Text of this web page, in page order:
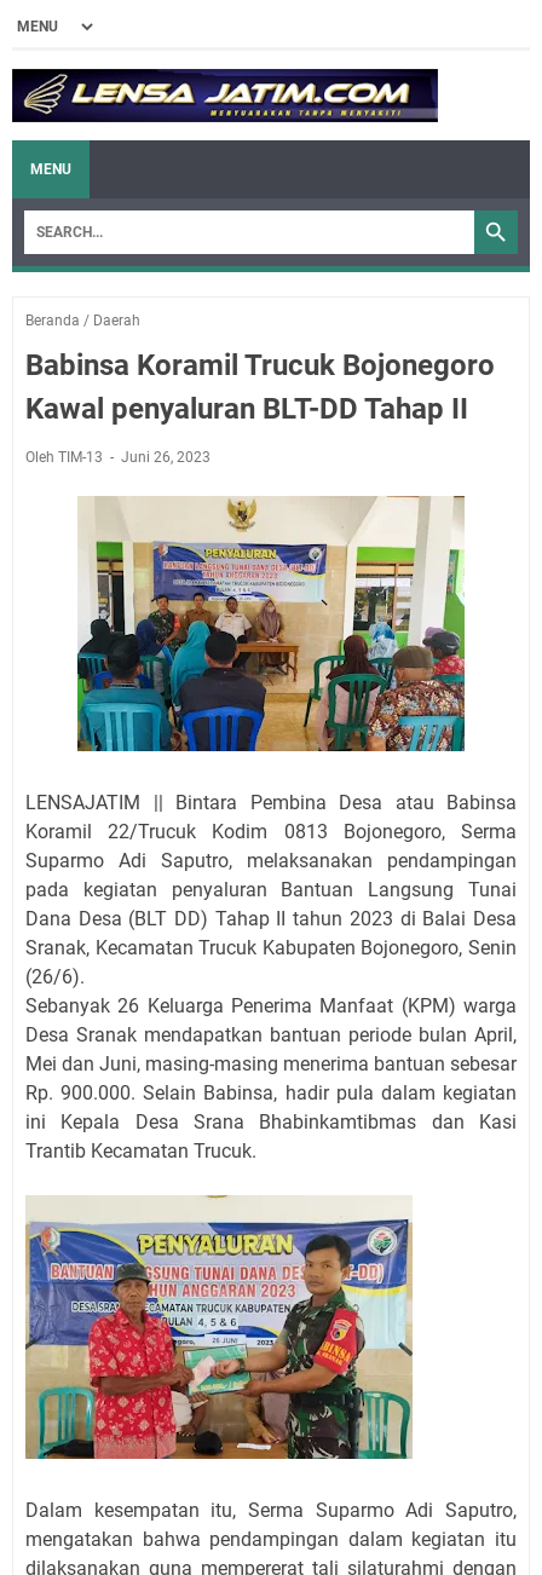
MENU
Beranda / Daerah
Babinsa Koramil Trucuk Bojonegoro
Kawal penyaluran BLT-DD Tahap II
Oleh TIM-13 Juni 26, 2023
LENSAJATIM || Bintara Pembina Desa atau Babinsa
Koramil 22/Trucuk Kodim 0813 Bojonegoro, Serma
Suparmo Adi Saputro, melaksanakan pendampingan
pada kegiatan penyaluran Bantuan Langsung Tunai
Dana Desa (BLT DD) Tahap II tahun 2023 di Balai Desa
Sranak, Kecamatan Trucuk Kabupaten Bojonegoro, Senin
(26/6).
Sebanyak 26 Keluarga Penerima Manfaat (KPM) warga
Desa Sranak mendapatkan bantuan periode bulan April,
Mei dan Juni, masing-masing menerima bantuan sebesar
Rp. 900.000. Selain Babinsa, hadir pula dalam kegiatan
ini Kepala Desa Srana Bhabinkamtibmas dan Kasi
Trantib Kecamatan Trucuk.
Dalam kesempatan itu, Serma Suparmo Adi Saputro,
mengatakan bahwa pendampingan dalam kegiatan itu
dilaksanakan guna mempererat tali silaturahmi dengan